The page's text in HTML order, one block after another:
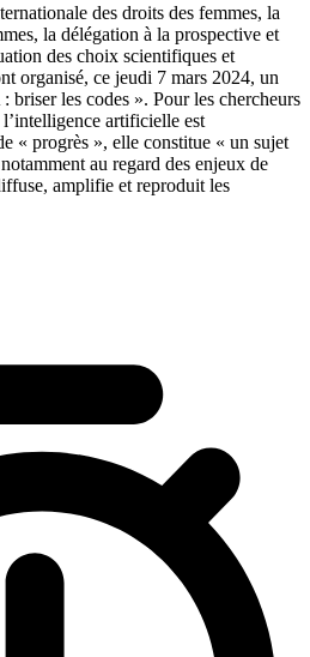
des droits des femmes, la
la délégation à la prospective et
des choix scientifiques et
organisé, ce jeudi 7 mars 2024, un
briser les codes ». Pour les chercheurs
artificielle est
« progrès », elle constitue « un sujet
au regard des enjeux de
amplifie et reproduit les